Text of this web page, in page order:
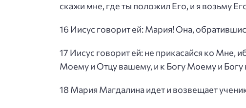
скажи мне, где ты положил Его, и я возьму
16 Иисус говорит ей: Мария! Она,
17 Иисус говорит ей: не прикасайся ко
Моему и Отцу вашему, и к Богу Моему и
18 Мария Магдалина идет и возвещает